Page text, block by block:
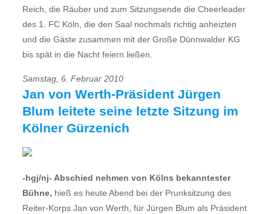
Reich, die Räuber und zum Sitzungsende die Cheerleader
des 1. FC Köln, die den Saal nochmals richtig anheizten
und die Gäste zusammen mit der Große Dünnwalder KG
bis spät in die Nacht feiern ließen.
Samstag, 6. Februar 2010
Jan von Werth-Präsident Jürgen
Blum leitete seine letzte Sitzung im
Kölner Gürzenich
-hgj/nj- Abschied nehmen von Kölns bekanntester
Bühne, hieß es heute Abend bei der Prunksitzung des
Reiter-Korps Jan von Werth, für Jürgen Blum als Präsident